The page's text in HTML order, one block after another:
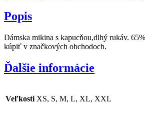
Popis
Dámska mikina s kapucňou,dlhý rukáv.
kúpiť v značkových obchodoch.
Ďalšie informácie
Veľkosti XS, S, M, L, XL, XXL